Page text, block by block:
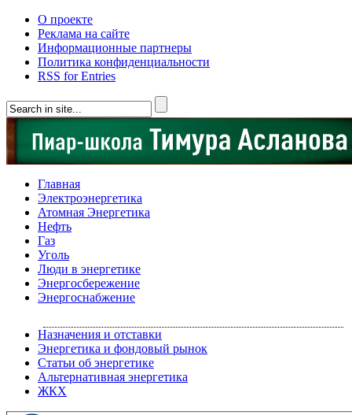
О проекте
Реклама на сайте
Информационные партнеры
Политика конфиденциальности
RSS for Entries
Главная
Электроэнергетика
Атомная Энергетика
Нефть
Газ
Уголь
Люди в энергетике
Энергосбережение
Энергоснабжение
Назначения и отставки
Энергетика и фондовый рынок
Статьи об энергетике
Альтернативная энергетика
ЖКХ